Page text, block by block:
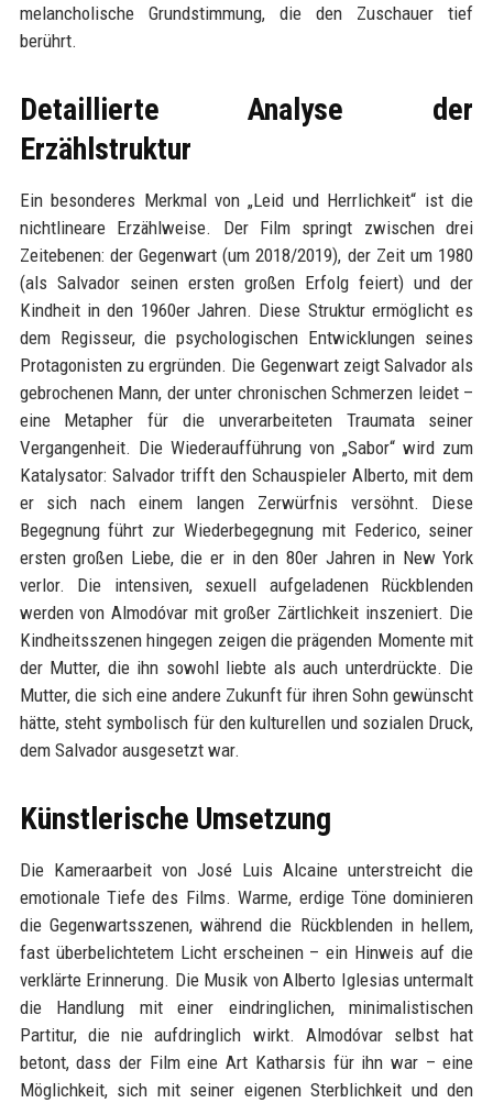
melancholische Grundstimmung, die den Zuschauer tief
berührt.
Detaillierte Analyse der
Erzählstruktur
Ein besonderes Merkmal von „Leid und Herrlichkeit“ ist die
nichtlineare Erzählweise. Der Film springt zwischen drei
Zeitebenen: der Gegenwart (um 2018/2019), der Zeit um 1980
(als Salvador seinen ersten großen Erfolg feiert) und der
Kindheit in den 1960er Jahren. Diese Struktur ermöglicht es
dem Regisseur, die psychologischen Entwicklungen seines
Protagonisten zu ergründen. Die Gegenwart zeigt Salvador als
gebrochenen Mann, der unter chronischen Schmerzen leidet –
eine Metapher für die unverarbeiteten Traumata seiner
Vergangenheit. Die Wiederaufführung von „Sabor“ wird zum
Katalysator: Salvador trifft den Schauspieler Alberto, mit dem
er sich nach einem langen Zerwürfnis versöhnt. Diese
Begegnung führt zur Wiederbegegnung mit Federico, seiner
ersten großen Liebe, die er in den 80er Jahren in New York
verlor. Die intensiven, sexuell aufgeladenen Rückblenden
werden von Almodóvar mit großer Zärtlichkeit inszeniert. Die
Kindheitsszenen hingegen zeigen die prägenden Momente mit
der Mutter, die ihn sowohl liebte als auch unterdrückte. Die
Mutter, die sich eine andere Zukunft für ihren Sohn gewünscht
hätte, steht symbolisch für den kulturellen und sozialen Druck,
dem Salvador ausgesetzt war.
Künstlerische Umsetzung
Die Kameraarbeit von José Luis Alcaine unterstreicht die
emotionale Tiefe des Films. Warme, erdige Töne dominieren
die Gegenwartsszenen, während die Rückblenden in hellem,
fast überbelichtetem Licht erscheinen – ein Hinweis auf die
verklärte Erinnerung. Die Musik von Alberto Iglesias untermalt
die Handlung mit einer eindringlichen, minimalistischen
Partitur, die nie aufdringlich wirkt. Almodóvar selbst hat
betont, dass der Film eine Art Katharsis für ihn war – eine
Möglichkeit, sich mit seiner eigenen Sterblichkeit und den